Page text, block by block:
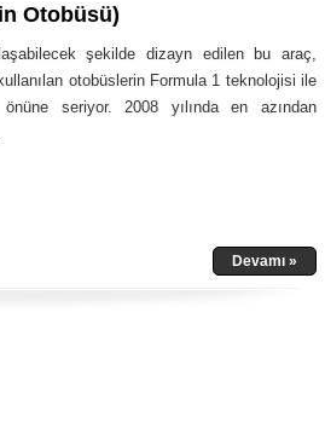
Otobüsü)
şekilde dizayn edilen bu araç,
otobüslerin Formula 1 teknolojisi ile
seriyor. 2008 yılında en azından
Devamı »